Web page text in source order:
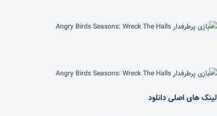
لینک های اصلی دانلود